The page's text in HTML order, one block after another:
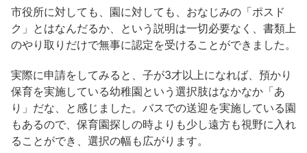
市役所に対しても、園に対しても、おなじみの「ポスド
ク」とはなんだるか、という説明は一切必要なく、書類上
のやり取りだけで無事に認定を受けることができました。
実際に申請をしてみると、子が3才以上になれば、預かり
保育を実施している幼稚園という選択肢はなかなか「あ
り」だな、と感じました。 バスでの送迎を実施している園
もあるので、保育園探しの時よりも少し遠方も視野に入れ
ることができ、選択の幅も広がります。